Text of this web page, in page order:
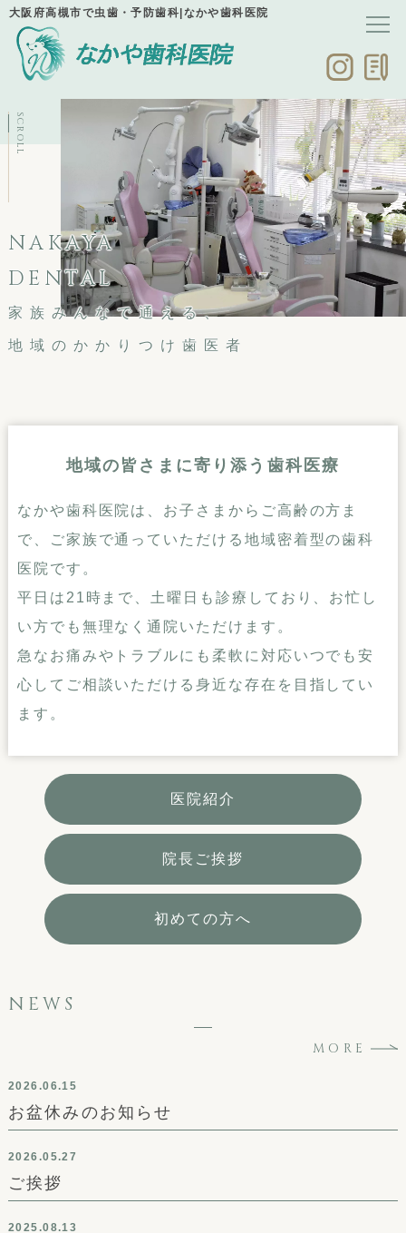
大阪府高槻市で虫歯・予防歯科|なかや歯科医院
NAKAYA
DENTAL
家族みんなで通える、
地域のかかりつけ歯医者
SCROLL
地域の皆さまに寄り添う歯科医療
なかや歯科医院は、お子さまからご高齢の方ま
で、
ご家族で通っていただける地域密着型の歯科
医院です。
平日は21時まで、土曜日も診療しており、お忙し
い方でも無理なく通院いただけます。
急なお痛みやトラブルにも柔軟に対応いつでも安
心してご相談いただける身近な存在を目指してい
ます。
医院紹介
院長ご挨拶
初めての方へ
NEWS
MORE
2026.06.15
お盆休みのお知らせ
2026.05.27
ご挨拶
2025.08.13